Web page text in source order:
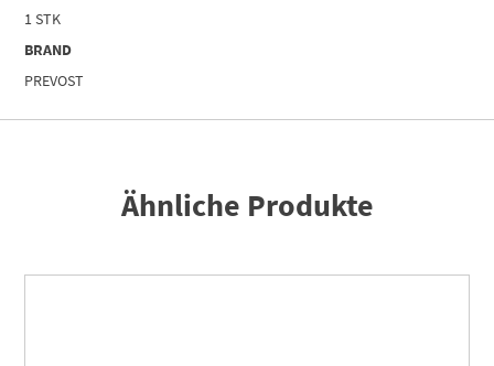
1 STK
BRAND
PREVOST
Ähnliche Produkte